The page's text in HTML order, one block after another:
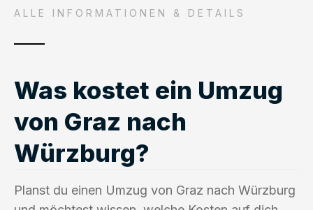
ALLE INFORMATIONEN & DETAILS
Was kostet ein Umzug
von Graz nach
Würzburg?
Planst du einen Umzug von Graz nach Würzburg